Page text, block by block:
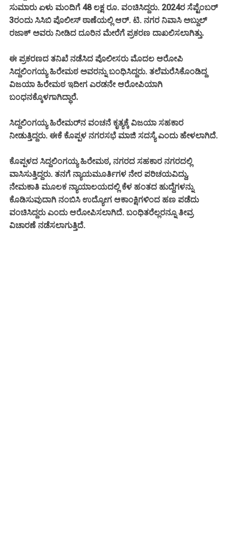
ಸುಮಾರುಏಳು ಮಂದಿಗೆ 48 ಲಕ್ಷ ರೂ. ವಂಚಿಸಿದ್ದರು. 2024ರ ಸೆಪ್ಟೆಂಬರ್
3ರಂದು ಸಿಸಿಬಿ ಪೊಲೀಸ್ ಠಾಣೆಯಲ್ಲಿ ಆ‌ರ್. ಟಿ. ನಗರ ನಿವಾಸಿ ಅಬ್ದುಲ್
ರಜಾಕ್ ಅವರು ನೀಡಿದ ದೂರಿನ ಮೇರೆಗೆ ಪ್ರಕರಣ ದಾಖಲಿಸಲಾಗಿತ್ತು.
ಈ ಪ್ರಕರಣದ ತನಿಖೆ ನಡೆಸಿದ ಪೊಲೀಸರುಮೊದಲ ಆರೋಪಿ
ಸಿದ್ದಲಿಂಗಯ್ಯ ಹಿರೇಮಠ ಅವರನ್ನು ಬಂಧಿಸಿದ್ದರು. ತಲೆಮರೆಸಿಕೊಂಡಿದ್ದ
ವಿಜಯಾ ಹಿರೇಮಠ ಇದೀಗ ಎರಡನೇ ಆರೋಪಿಯಾಗಿ
ಬಂಧನಕ್ಕೊಳಗಾಗಿದ್ಧಾರೆ.
ಸಿದ್ದಲಿಂಗಯ್ಯ ಹಿರೇಮರ್‌ನ ವಂಚನೆ ಕೃತ್ಯಕ್ಕೆ ವಿಜಯಾ ಸಹಕಾರ
ನೀಡುತ್ತಿದ್ದರು. ಈಕೆ ಕೊಪ್ಪಳ ನಗರಸಭೆ ಮಾಜಿ ಸದಸ್ಯೆ ಎಂದು ಹೇಳಲಾಗಿದೆ.
ಕೊಪ್ಪಳದ ಸಿದ್ದಲಿಂಗಯ್ಯ ಹಿರೇಮಠ, ನಗರದ ಸಹಕಾರ ನಗರದಲ್ಲಿ
ವಾಸಿಸುತ್ತಿದ್ದರು. ತನಗೆ ನ್ಯಾಯಮೂರ್ತಿಗಳ ನೇರ ಪರಿಚಯವಿದ್ದು,
ನೇಮಕಾತಿ ಮೂಲಕ ನ್ಯಾಯಾಲಯದಲ್ಲಿ ಕೆಳ ಹಂತದ ಹುದ್ದೆಗಳನ್ನು
ಕೊಡಿಸುವುದಾಗಿ ನಂಬಿಸಿ ಉದ್ಯೋಗ ಆಕಾಂಕ್ಷಿಗಳಿಂದ ಹಣ ಪಡೆದು
ವಂಚಿಸಿದ್ದರುಎಂದು ಆರೋಪಿಸಲಾಗಿದೆ. ಬಂಧಿತರೆಲ್ಲರನ್ನೂ ತೀವ್ರ
ವಿಚಾರಣೆ ನಡೆಸಲಾಗುತ್ತಿದೆ.